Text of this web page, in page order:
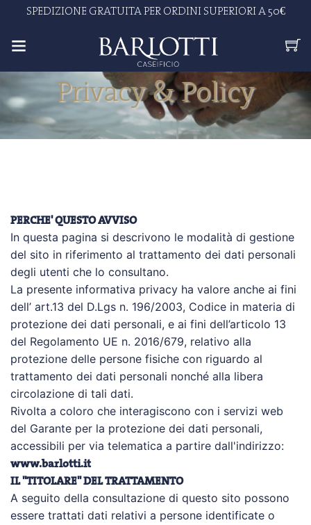
SPEDIZIONE GRATUITA PER ORDINI SUPERIORI A 50€
Privacy & Policy
PERCHE' QUESTO AVVISO
In questa pagina si descrivono le modalità di gestione
del sito in riferimento al trattamento dei dati personali
degli utenti che lo consultano.
La presente informativa privacy ha valore anche ai fini
dell’ art.13 del D.Lgs n. 196/2003, Codice in materia di
protezione dei dati personali, e ai fini dell’articolo 13
del Regolamento UE n. 2016/679, relativo alla
protezione delle persone fisiche con riguardo al
trattamento dei dati personali nonché alla libera
circolazione di tali dati.
Rivolta a coloro che interagiscono con i servizi web
del Garante per la protezione dei dati personali,
accessibili per via telematica a partire dall'indirizzo:
www.barlotti.it
IL "TITOLARE" DEL TRATTAMENTO
A seguito della consultazione di questo sito possono
essere trattati dati relativi a persone identificate o
x